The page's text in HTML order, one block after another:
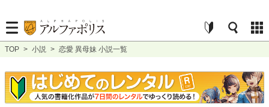
TOP > 小説 > 恋愛 異母妹 小説一覧